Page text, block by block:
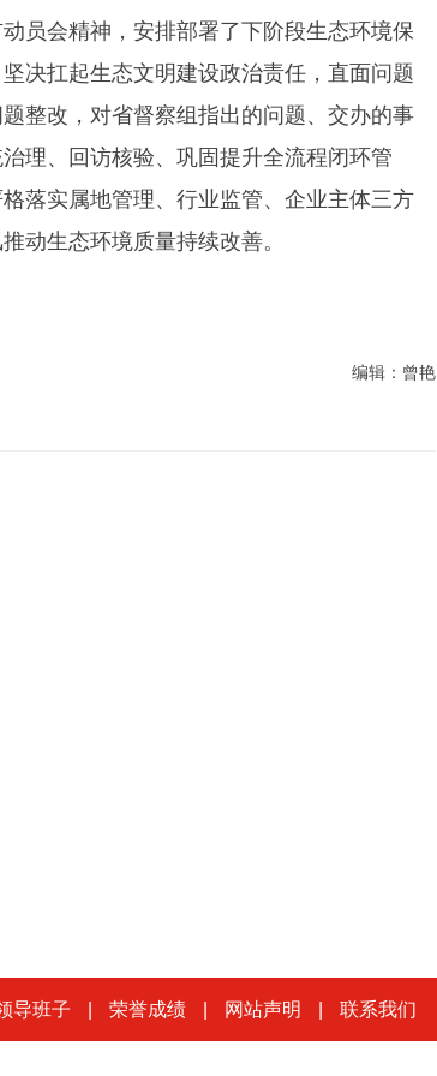
员会精神，安排部署了下阶段生态环境保
决扛起生态文明建设政治责任，直面问题
整改，对省督察组指出的问题、交办的事
理、回访核验、巩固提升全流程闭环管
落实属地管理、行业监管、企业主体三方
动生态环境质量持续改善。
编辑：曾艳
导班子 荣誉成绩 网站声明 联系我们